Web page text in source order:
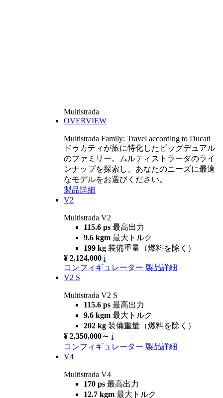
Multistrada
OVERVIEW
Multistrada Family: Travel according to Ducati
ドゥカティが旅に特化したビッグデュアル
のファミリー。ムルティストラーダのライ
ンナップを探索し、あなたのニーズに最適
なモデルをお選びください。
製品詳細
V2
Multistrada V2
115.6 ps 最高出力
9.6 kgm 最大トルク
199 kg 装備重量（燃料を除く）
¥ 2,124,000 i
コンフィギュレーター 製品詳細
V2 S
Multistrada V2 S
115.6 ps 最高出力
9.6 kgm 最大トルク
202 kg 装備重量（燃料を除く）
¥ 2,350,000～ i
コンフィギュレーター 製品詳細
V4
Multistrada V4
170 ps 最高出力
12.7 kgm 最大トルク